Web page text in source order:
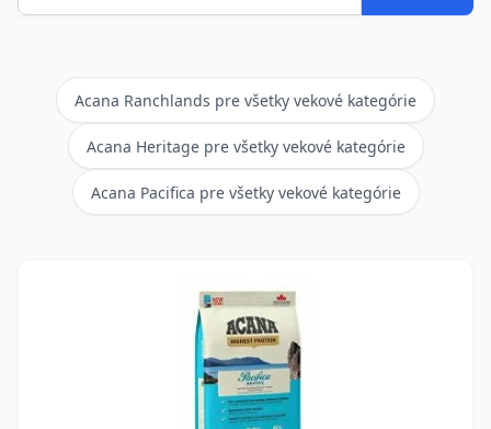
Acana Ranchlands pre všetky vekové kategórie
Acana Heritage pre všetky vekové kategórie
Acana Pacifica pre všetky vekové kategórie